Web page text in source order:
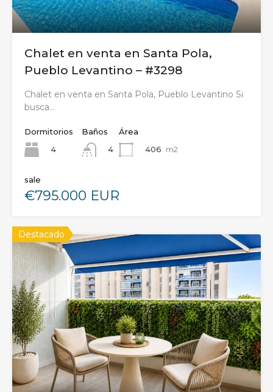
Chalet en venta en Santa Pola,
Pueblo Levantino – #3298
Chalet en venta en Santa Pola, Pueblo Levantino Si
busca…
Dormitorios
4
Baños
4
Área
406 m2
sale
€795.000 EUR
Destacado